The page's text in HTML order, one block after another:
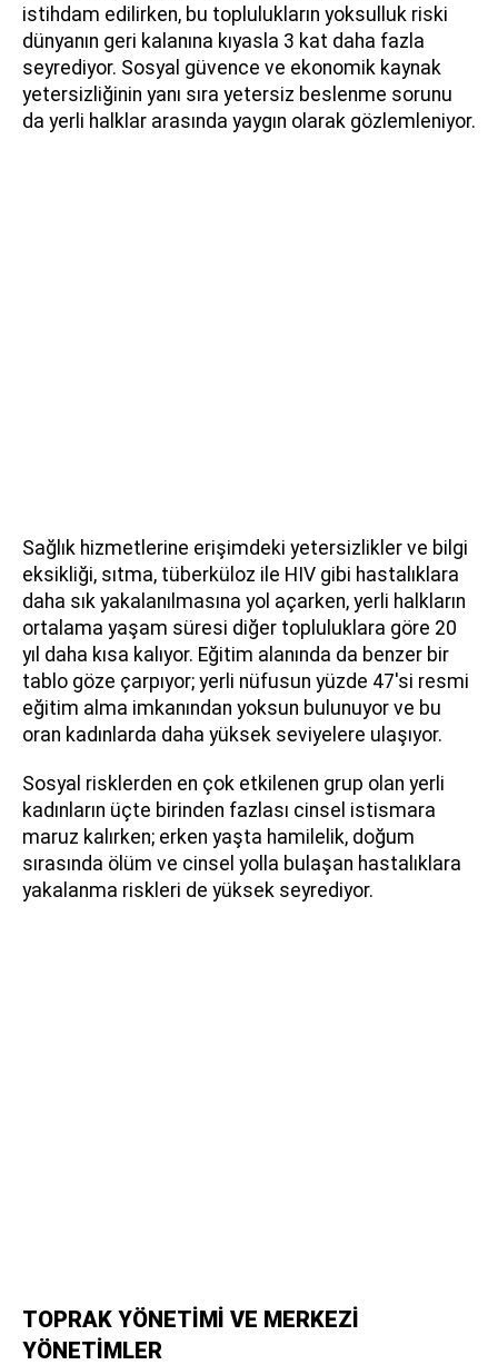
istihdam edilirken, bu toplulukların yoksulluk riski
dünyanın geri kalanına kıyasla 3 kat daha fazla
seyrediyor. Sosyal güvence ve ekonomik kaynak
yetersizliğinin yanı sıra yetersiz beslenme sorunu
da yerli halklar arasında yaygın olarak gözlemleniyor.
Sağlık hizmetlerine erişimdeki yetersizlikler ve bilgi
eksikliği, sıtma, tüberküloz ile HIV gibi hastalıklara
daha sık yakalanılmasına yol açarken, yerli halkların
ortalama yaşam süresi diğer topluluklara göre 20
yıl daha kısa kalıyor. Eğitim alanında da benzer bir
tablo göze çarpıyor; yerli nüfusun yüzde 47'si resmi
eğitim alma imkanından yoksun bulunuyor ve bu
oran kadınlarda daha yüksek seviyelere ulaşıyor.
Sosyal risklerden en çok etkilenen grup olan yerli
kadınların üçte birinden fazlası cinsel istismara
maruz kalırken; erken yaşta hamilelik, doğum
sırasında ölüm ve cinsel yolla bulaşan hastalıklara
yakalanma riskleri de yüksek seyrediyor.
TOPRAK YÖNETİMİ VE MERKEZİ
YÖNETİMLER